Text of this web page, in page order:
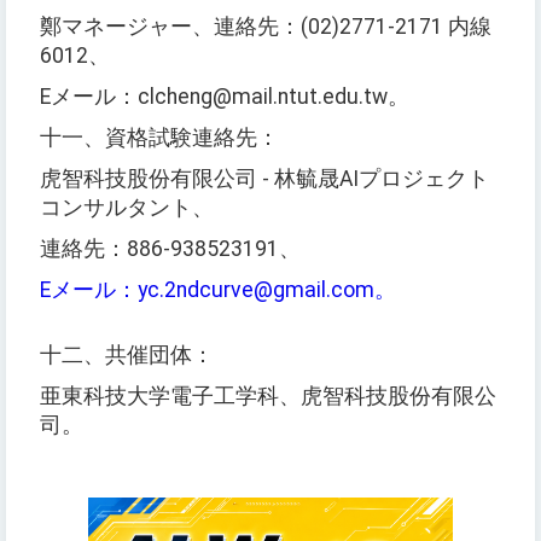
鄭マネージャー、連絡先：(02)2771-2171 内線
6012、
Eメール：clcheng@mail.ntut.edu.tw。
十一、資格試験連絡先：
虎智科技股份有限公司 - 林毓晟AIプロジェクト
コンサルタント、
連絡先：886-938523191、
Eメール：yc.2ndcurve@gmail.com。
十二、共催団体：
亜東科技大学電子工学科、虎智科技股份有限公
司。